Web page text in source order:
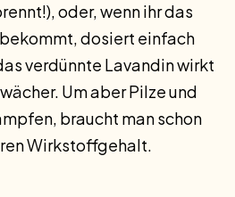
oder, wenn ihr das
dosiert einfach
verdünnte Lavandin wirkt
Um aber Pilze und
braucht man schon
Wirkstoffgehalt.